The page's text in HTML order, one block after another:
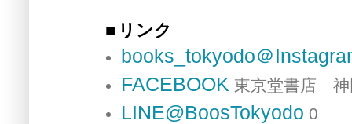
リンク
books_tokyodo＠
FACEBOOK 東京堂書店 神
LINE@BoosTokyodo 0